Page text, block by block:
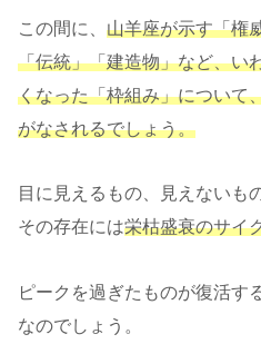
この間に、 山羊座が示す「権
「伝統」「建造物」など、い
くなった「枠組み」について
がなされるでしょう。
目に見えるもの、見えないも
その存在には栄枯盛衰のサイ
ピークを過ぎたものが復活す
なのでしょう。